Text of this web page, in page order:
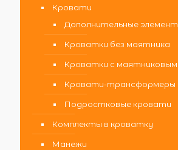
Кровати
Дополнительные
Кроватки без маятника
Кроватки с
Кровати-трансформеры
Подростковые кровати
Комплекты в кроватку
Манежи